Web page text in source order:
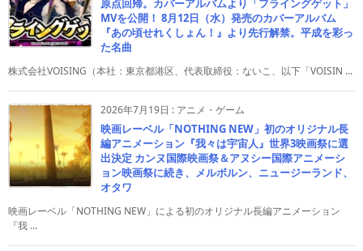
原点回帰。カバーアルバムより「フライングゲット」
MVを公開！ 8月12日（水）発売のカバーアルバム
『あの頃せれくしょん！』より先行解禁。平成を彩っ
た名曲
株式会社VOISING（本社：東京都港区、代表取締役：ないこ、以下「VOISIN ...
2026年7月19日 : アニメ・ゲーム
映画レーベル「NOTHING NEW」初のオリジナル長
編アニメーション『我々は宇宙人』世界3映画祭に選
出決定 カンヌ国際映画祭＆アヌシー国際アニメーシ
ョン映画祭に続き、メルボルン、ニュージーランド、
オタワ
映画レーベル「NOTHING NEW」による初のオリジナル長編アニメーション
『我 ...